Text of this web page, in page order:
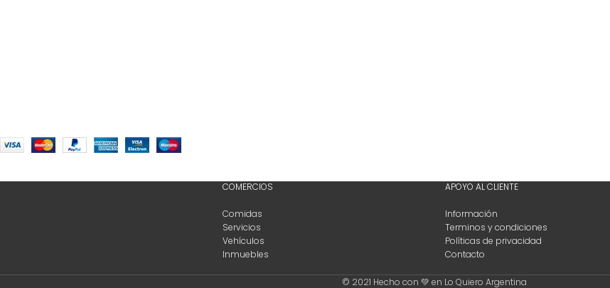
COMERCIOS
Comidas
Servicios
Vehículos
Inmuebles
APOYO AL CLIENTE
Información
Terminos y condiciones
Políticas de privacidad
Contacto
© 2021 Hecho con 💚 en Lo Quiero Argentina